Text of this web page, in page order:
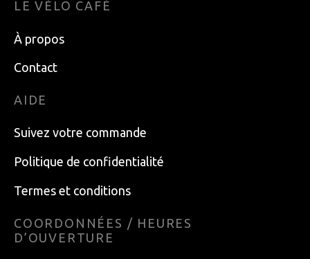
LE VÉLO CAFÉ
À propos
Contact
AIDE
Suivez votre commande
Politique de confidentialité
Termes et conditions
COORDONNÉES / HEURES
D’OUVERTURE